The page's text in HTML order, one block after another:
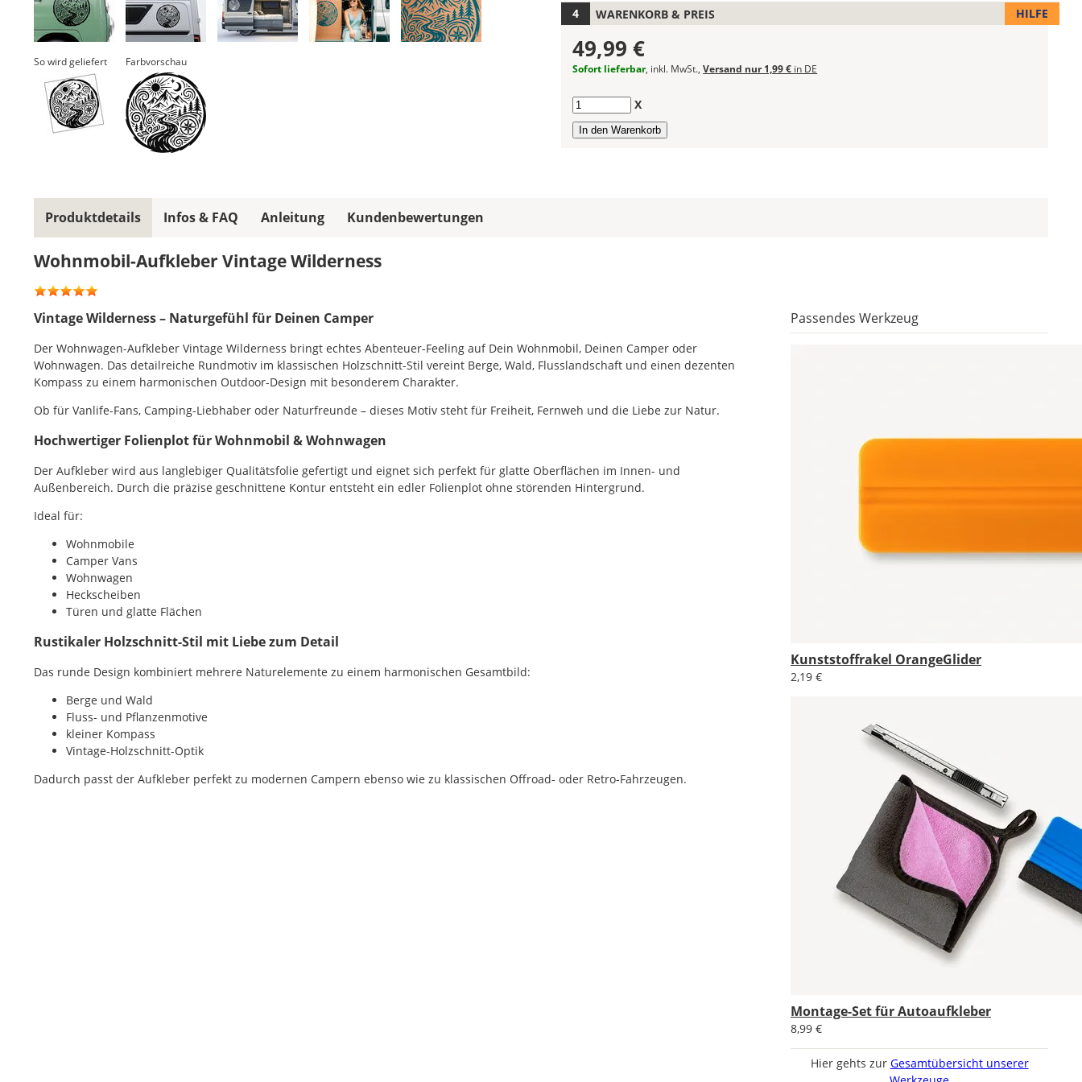
So wird geliefert Farbvorschau
kombinieren.
Du
Farbfeldern
die
gleiche
Farbvorschau-
Bild,
die
Deiner
Farbauswahl.
WARENKORB & PREIS HILFE
49,99 €
Sofort lieferbar, inkl. MwSt.,Versand nur 1,99 € in DE
Anzahl X
Produktdetails
Wohnmobil-Aufkleber Vintage Wilderness
Passendes Werkzeug
Kunststoffrakel OrangeGlider
2,19 €
Montage-Set für Autoaufkleber
8,99 €
Hier gehts zur Gesamtübersicht unserer
Vintage Wilderness – Naturgefühl für Deinen Camper
Der Wohnwagen-Aufkleber Vintage Wilderness bringt echtes Abenteuer-Feeling auf Dein Wohnmobil, Deinen Camper oder
Wohnwagen. Das detailreiche Rundmotiv im klassischen Holzschnitt-Stil vereint Berge, Wald, Flusslandschaft und einen dezenten
Kompass zu einem harmonischen Outdoor-Design mit besonderem Charakter.
Ob für Vanlife-Fans, Camping-Liebhaber oder Naturfreunde – dieses Motiv steht für Freiheit, Fernweh und die Liebe zur Natur.
Hochwertiger Folienplot für Wohnmobil & Wohnwagen
Der Aufkleber wird aus langlebiger Qualitätsfolie gefertigt und eignet sich perfekt für glatte Oberflächen im Innen- und
Außenbereich. Durch die präzise geschnittene Kontur entsteht ein edler Folienplot ohne störenden Hintergrund.
Ideal für:
Wohnmobile
Camper Vans
Wohnwagen
Heckscheiben
Türen und glatte Flächen
Rustikaler Holzschnitt-Stil mit Liebe zum Detail
Das runde Design kombiniert mehrere Naturelemente zu einem harmonischen Gesamtbild:
Berge und Wald
Fluss- und Pflanzenmotive
kleiner Kompass
Vintage-Holzschnitt-Optik
Dadurch passt der Aufkleber perfekt zu modernen Campern ebenso wie zu klassischen Offroad- oder Retro-Fahrzeugen.
Infos & FAQ Anleitung Kundenbewertungen